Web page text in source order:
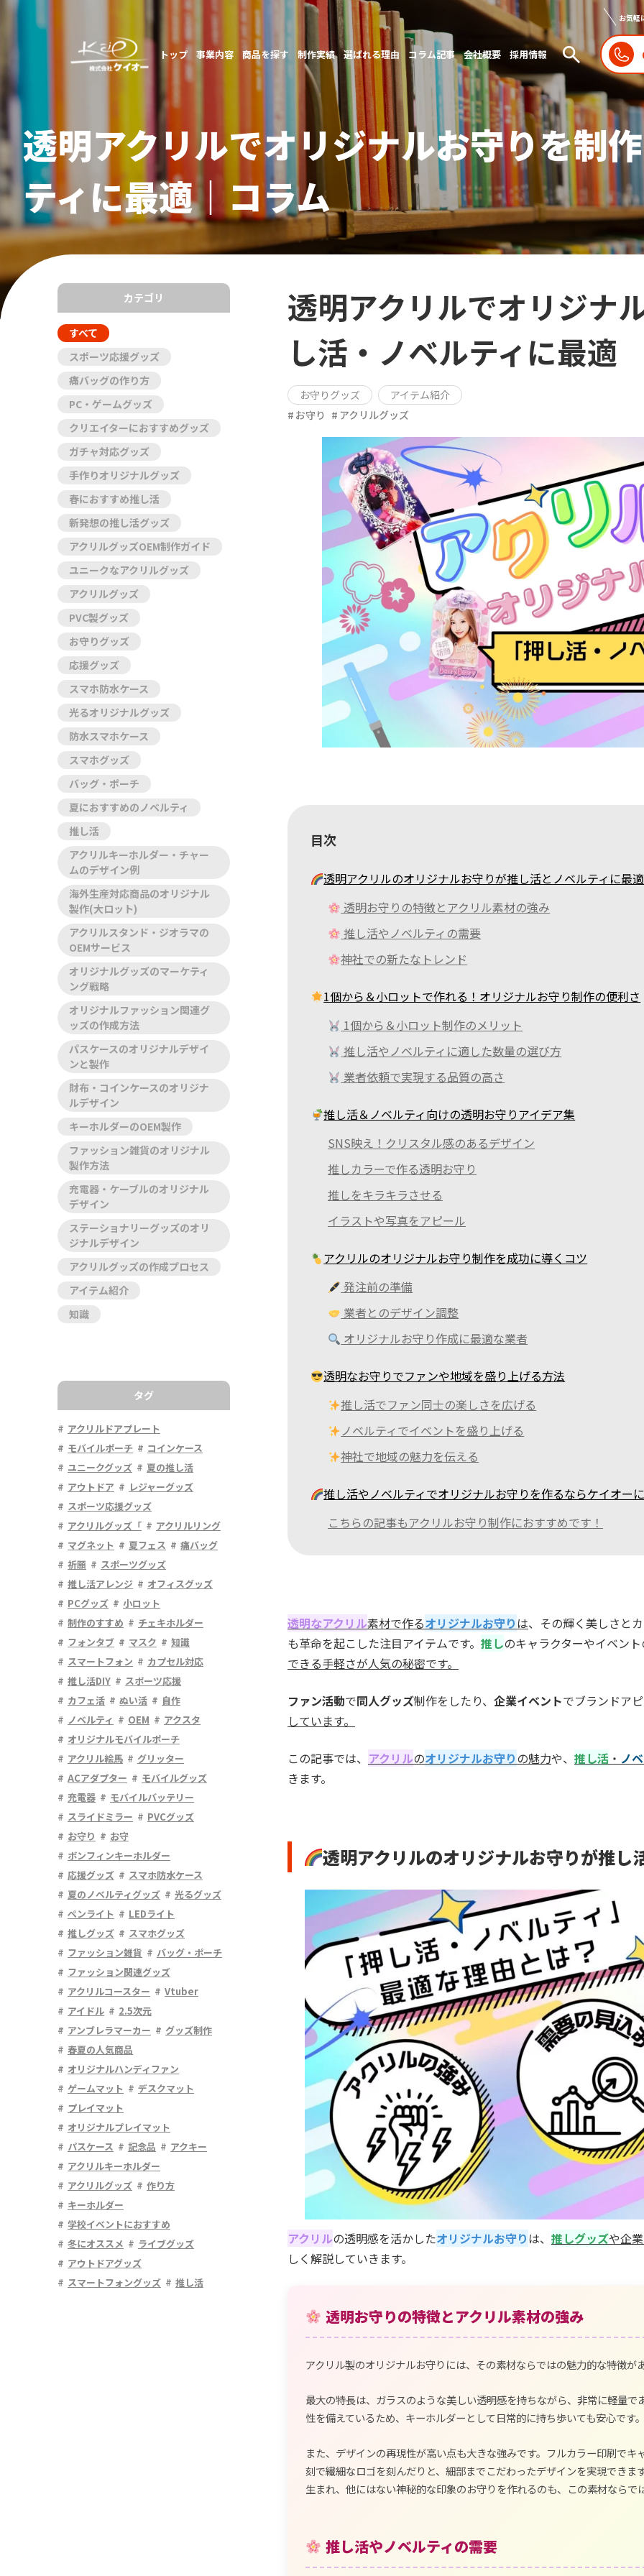
トップ 事業内容 商品を探す 制作実績 選ばれる理由 コラム記事 会社概要 採用情報
お気軽
透明アクリルでオリジナルお守りを制
ティに最適｜コラム
透明アクリルでオリジナ
し活・ノベルティに最適
お守りグッズ
アイテム紹介
お守り
アクリルグッズ
目次
透明アクリルのオリジナルお守りが推し活とノベルティに最
透明お守りの特徴とアクリル素材の強み
推し活やノベルティの需要
神社での新たなトレンド
1個から＆小ロットで作れる！オリジナルお守り制作の便利さ
1個から＆小ロット制作のメリット
推し活やノベルティに適した数量の選び方
業者依頼で実現する品質の高さ
推し活＆ノベルティ向けの透明お守りアイデア集
SNS映え！クリスタル感のあるデザイン
推しカラーで作る透明お守り
推しをキラキラさせる
イラストや写真をアピール
アクリルのオリジナルお守り制作を成功に導くコツ
発注前の準備
業者とのデザイン調整
オリジナルお守り作成に最適な業者
透明なお守りでファンや地域を盛り上げる方法
推し活でファン同士の楽しさを広げる
ノベルティでイベントを盛り上げる
神社で地域の魅力を伝える
推し活やノベルティでオリジナルお守りを作るならケイオー
こちらの記事もアクリルお守り制作におすすめです！
透明なアクリル素材で作るオリジナルお守りは、その輝く美しさと
も革命を起こした注目アイテムです。 推しのキャラクターやイベン
できる手軽さが人気の秘密です。
ファン活動で同人グッズ制作をしたり、 企業イベントでブランドア
しています。
この記事では、 アクリルのオリジナルお守りの魅力や、 推し活 ・ ノ
きます。
透明アクリルのオリジナルお守りが推し
アクリルの透明感を活かしたオリジナルお守りは、 推しグッズや企
しく解説していきます。
透明お守りの特徴とアクリル素材の強み
アクリル製のオリジナルお守りには、その素材ならではの魅力的な特徴が
最大の特長は、ガラスのような美しい透明感を持ちながら、非常に軽量
性を備えているため、キーホルダーとして日常的に持ち歩いても安心です
また、デザインの再現性が高い点も大きな強みです。フルカラー印刷で
刻で繊細なロゴを刻んだりと、細部までこだわったデザインを実現でき
生まれ、他にはない神秘的な印象のお守りを作れるのも、この素材ならで
推し活やノベルティの需要
カテゴリ
すべて
スポーツ応援グッズ
痛バッグの作り方
PC・ゲームグッズ
クリエイターにおすすめグッズ
ガチャ対応グッズ
手作りオリジナルグッズ
春におすすめ推し活
新発想の推し活グッズ
アクリルグッズOEM制作ガイド
ユニークなアクリルグッズ
アクリルグッズ
PVC製グッズ
お守りグッズ
応援グッズ
スマホ防水ケース
光るオリジナルグッズ
防水スマホケース
スマホグッズ
バッグ・ポーチ
夏におすすめのノベルティ
推し活
アクリルキーホルダー・チャー
ムのデザイン例
海外生産対応商品のオリジナル
製作(大ロット)
アクリルスタンド・ジオラマの
OEMサービス
オリジナルグッズのマーケティ
ング戦略
オリジナルファッション関連グ
ッズの作成方法
パスケースのオリジナルデザイ
ンと製作
財布・コインケースのオリジナ
ルデザイン
キーホルダーのOEM製作
ファッション雑貨のオリジナル
製作方法
充電器・ケーブルのオリジナル
デザイン
ステーショナリーグッズのオリ
ジナルデザイン
アクリルグッズの作成プロセス
アイテム紹介
知識
タグ
アクリルドアプレート
モバイルポーチ
コインケース
ユニークグッズ
夏の推し活
アウトドア
レジャーグッズ
スポーツ応援グッズ
アクリルグッズ「
アクリルリング
マグネット
夏フェス
痛バッグ
祈願
スポーツグッズ
推し活アレンジ
オフィスグッズ
PCグッズ
小ロット
制作のすすめ
チェキホルダー
フォンタブ
マスク
知識
スマートフォン
カプセル対応
推し活DIY
スポーツ応援
カフェ活
ぬい活
自作
ノベルティ
OEM
アクスタ
オリジナルモバイルポーチ
アクリル絵馬
グリッター
ACアダプター
モバイルグッズ
充電器
モバイルバッテリー
スライドミラー
PVCグッズ
お守り
お守
ボンフィンキーホルダー
応援グッズ
スマホ防水ケース
夏のノベルティグッズ
光るグッズ
ペンライト
LEDライト
推しグッズ
スマホグッズ
ファッション雑貨
バッグ・ポーチ
ファッション関連グッズ
アクリルコースター
Vtuber
アイドル
2.5次元
アンブレラマーカー
グッズ制作
春夏の人気商品
オリジナルハンディファン
ゲームマット
デスクマット
プレイマット
オリジナルプレイマット
パスケース
記念品
アクキー
アクリルキーホルダー
アクリルグッズ
作り方
キーホルダー
学校イベントにおすすめ
冬にオススメ
ライブグッズ
アウトドアグッズ
スマートフォングッズ
推し活